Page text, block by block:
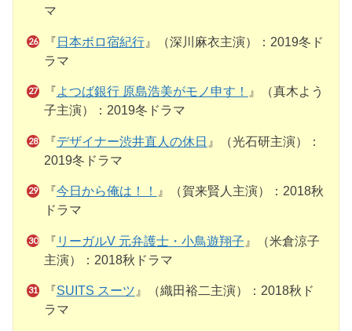
マ
『 日本ボロ宿紀行』（深川麻衣主演）：2019冬ド
ラマ
『よつば銀行 原島浩美がモノ申す！
』（真木よう
子主演）：2019冬ドラマ
『デザイナー渋井直人の休日 』（光石研主演）：
2019冬ドラマ
『今日から俺は！！
』（賀来賢人主演）：2018秋
ドラマ
『 リーガルV 元弁護士・小鳥遊翔子 』（米倉涼子
主演）：2018秋ドラマ
『SUITS スーツ 』（織田裕二主演）：2018秋ド
ラマ